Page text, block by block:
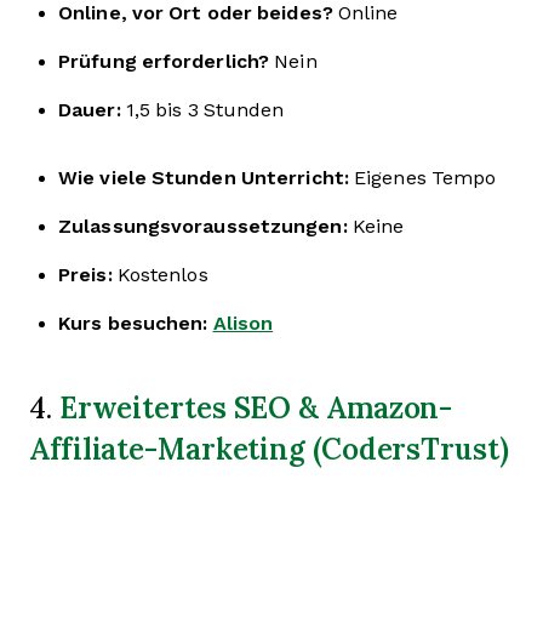
Online, vor Ort oder beides?Online
Prüfung erforderlich? Nein
Dauer:1,5 bis 3 Stunden
Wie viele Stunden Unterricht:Eigenes Tempo
Zulassungsvoraussetzungen:Keine
Preis:Kostenlos
Kurs besuchen: Alison
4. Erweitertes SEO & Amazon-
Affiliate-Marketing (CodersTrust)